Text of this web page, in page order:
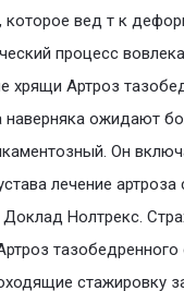
которое вед т к
процесс
хрящи Артроз
наверняка ожидают
Он
лечение
Доклад Нолтрекс.
стажировку